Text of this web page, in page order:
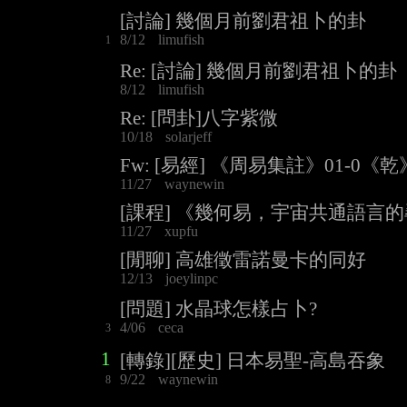
1
[討論] 幾個月前劉君祖卜的卦
8/12 limufish
Re: [討論] 幾個月前劉君祖卜的卦
8/12 limufish
Re: [問卦]八字紫微
10/18 solarjeff
Fw: [易經] 《周易集註》01-0《乾
11/27 waynewin
[課程] 《幾何易，宇宙共通語言的
11/27 xupfu
[閒聊] 高雄徵雷諾曼卡的同好
12/13 joeylinpc
3
[問題] 水晶球怎樣占卜?
4/06 ceca
1
8
[轉錄][歷史] 日本易聖-高島吞象
9/22 waynewin